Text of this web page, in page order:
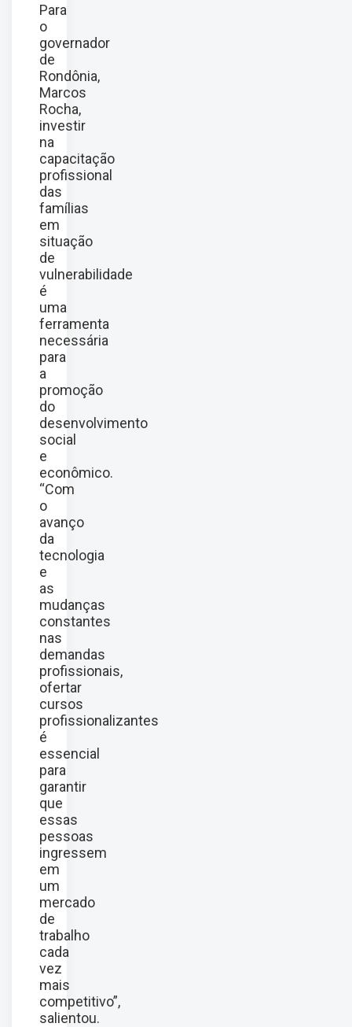
Para
o
governador
de
Rondônia,
Marcos
Rocha,
investir
na
capacitação
profissional
das
famílias
em
situação
de
vulnerabilidade
é
uma
ferramenta
necessária
para
a
promoção
do
desenvolvimento
social
e
econômico.
“Com
o
avanço
da
tecnologia
e
as
mudanças
constantes
nas
demandas
profissionais,
ofertar
cursos
profissionalizantes
é
essencial
para
garantir
que
essas
pessoas
ingressem
em
um
mercado
de
trabalho
cada
vez
mais
competitivo”,
salientou.